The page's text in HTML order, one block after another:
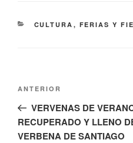
CATEGORÍAS
CULTURA , FERIAS Y
entradas
Entrada
anterior:
ANTERIOR
VERVENAS DE
RECUPERADO Y LLENO
VERBENA DE SANTIAGO